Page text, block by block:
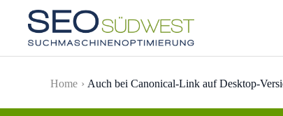
Skip to main content
Home Auch bei Canonical-Link auf Desktop-